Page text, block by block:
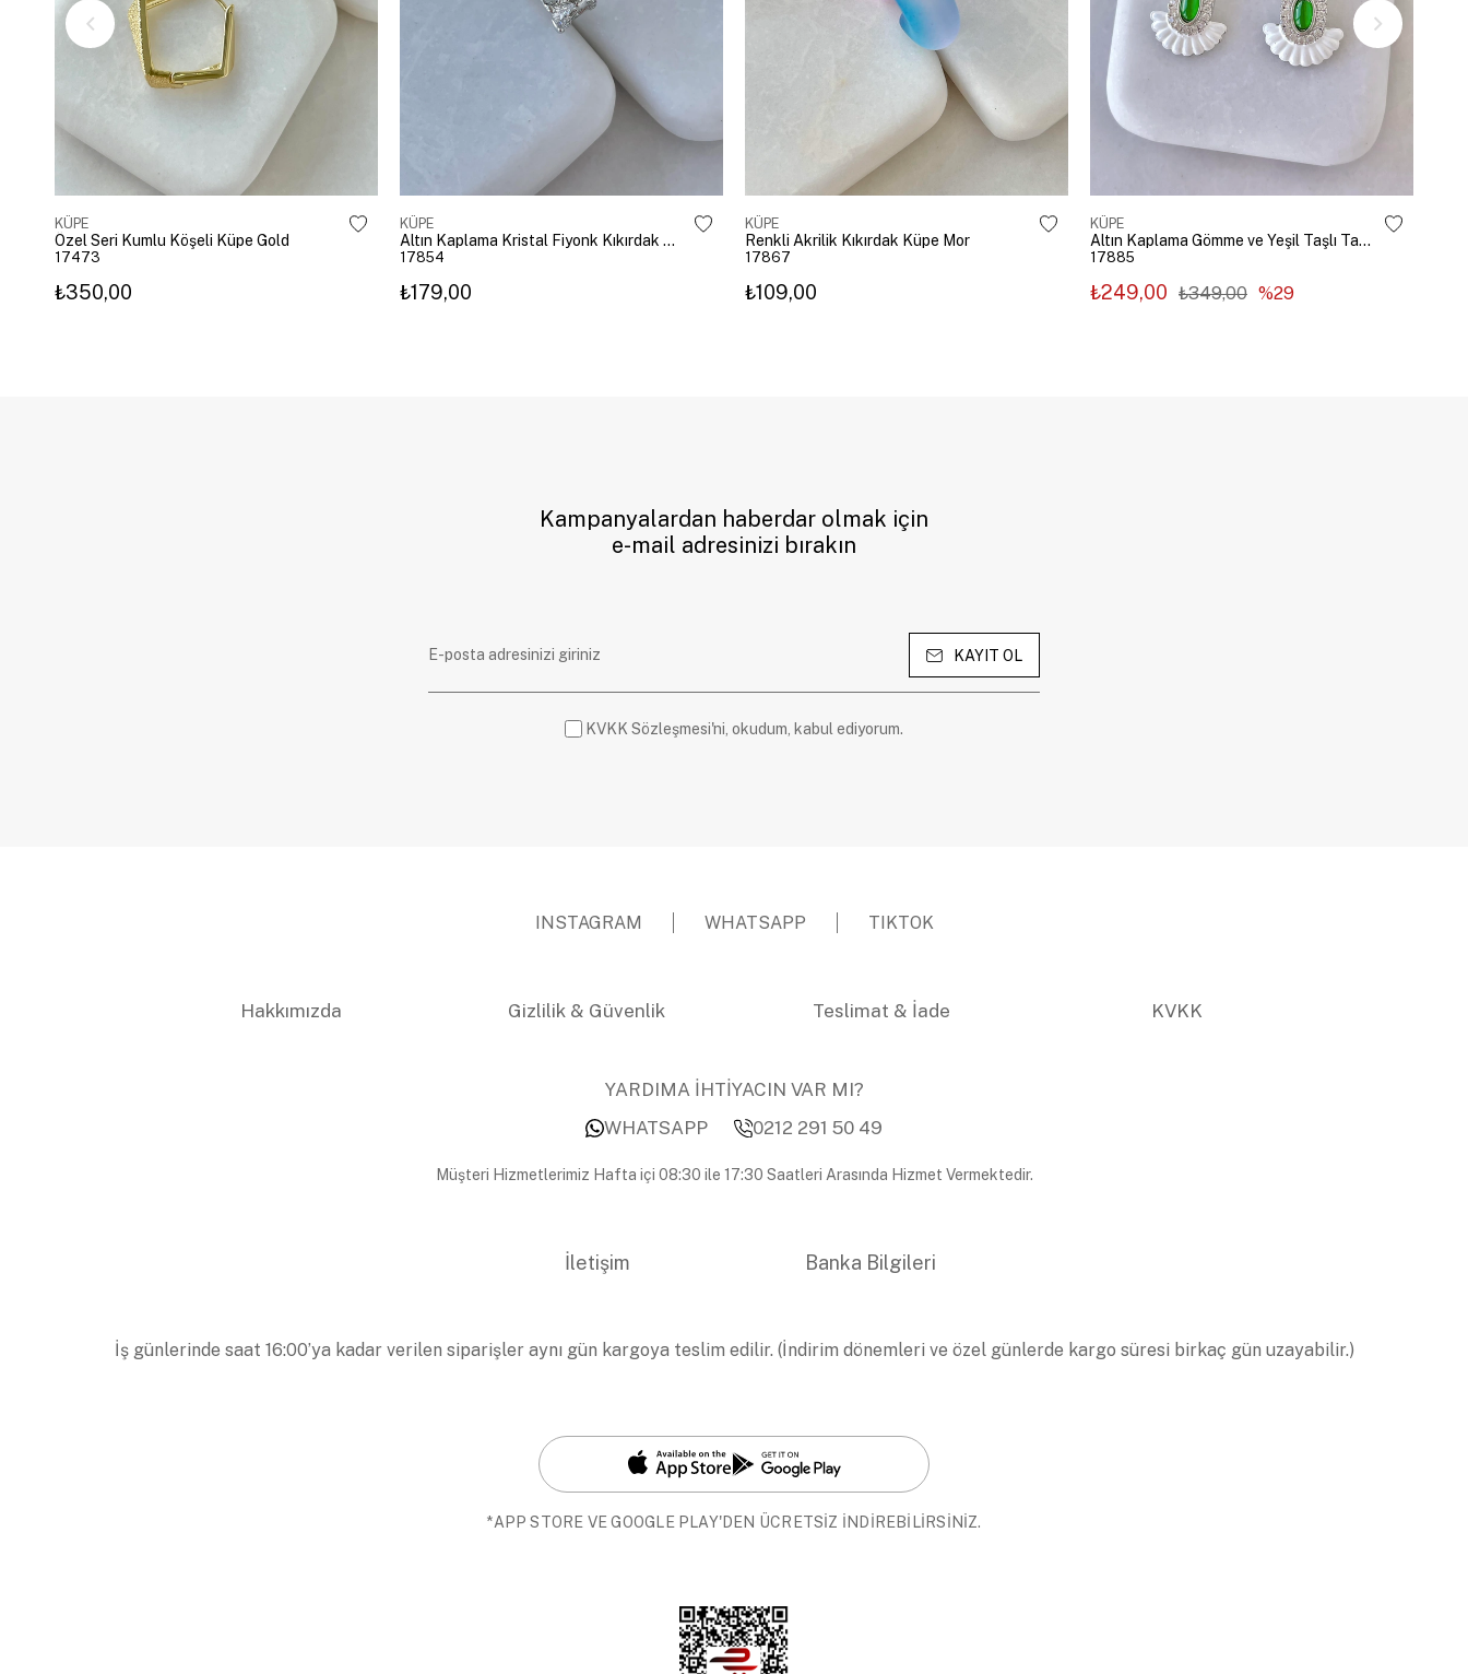
KÜPE
Özel Seri Kumlu Köşeli Küpe Gold
17473
₺350,00
KÜPE
Altın Kaplama Kristal Fiyonk Kıkırdak Küpe Gümüş
17854
₺179,00
KÜPE
Renkli Akrilik Kıkırdak Küpe Mor
17867
₺109,00
KÜPE
Altın Kaplama Gömme ve Yeşil Taşlı Tasarım Küpe Gümüş
17885
₺249,00 ₺349,00 %29
Kampanyalardan haberdar olmak için
e-mail adresinizi bırakın
KAYIT OL
KVKK Sözleşmesi'ni, okudum, kabul ediyorum.
INSTAGRAM WHATSAPP TIKTOK
Hakkımızda Gizlilik & Güvenlik Teslimat & İade KVKK
YARDIMA İHTİYACIN VAR MI?
WHATSAPP
0212 291 50 49
Müşteri Hizmetlerimiz Hafta içi 08:30 ile 17:30 Saatleri Arasında Hizmet Vermektedir.
İletişim Banka Bilgileri
İş günlerinde saat 16:00’ya kadar verilen siparişler aynı gün kargoya teslim edilir. (İndirim dönemleri ve özel günlerde kargo süresi birkaç gün uzayabilir.)
*APP STORE VE GOOGLE PLAY'DEN ÜCRETSİZ İNDİREBİLİRSİNİZ.